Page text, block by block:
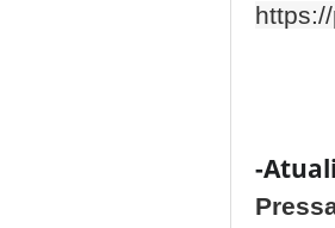
-